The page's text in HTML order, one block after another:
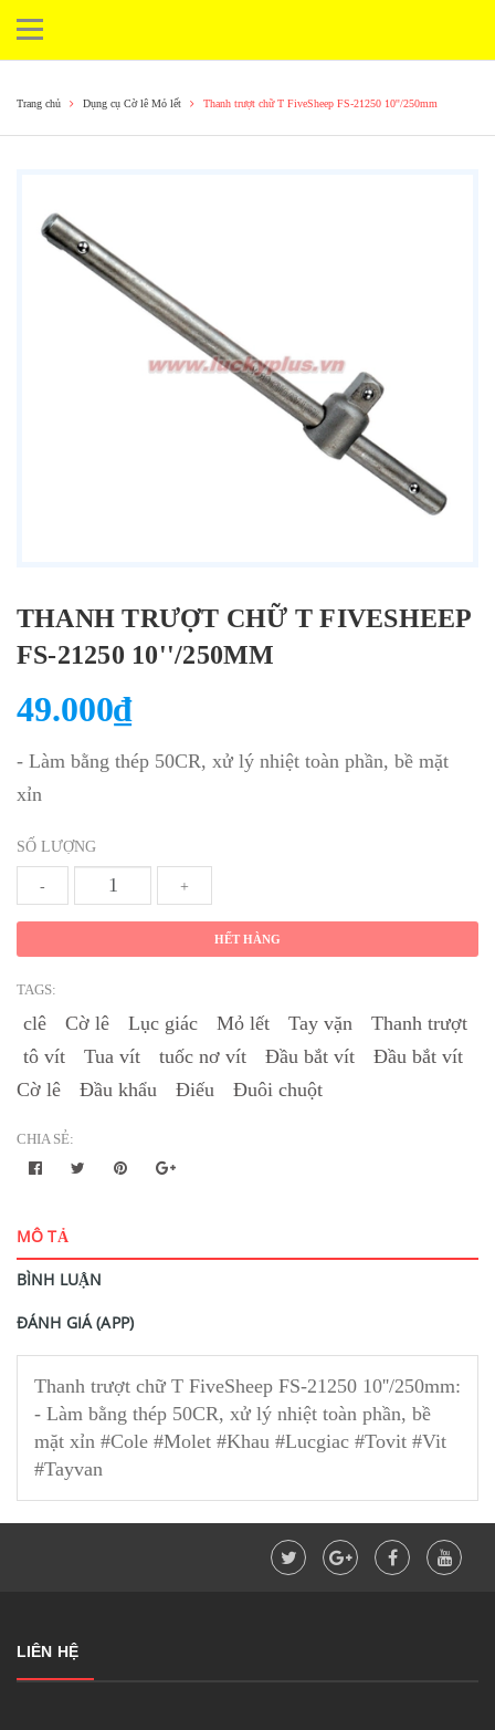
Trang chủ Dụng cụ Cờ lê Mỏ lết Thanh trượt chữ T FiveSheep FS-21250 10''/250mm
THANH TRƯỢT CHỮ T FIVESHEEP
FS-21250 10''/250MM
49.000₫
- Làm bằng thép 50CR, xử lý nhiệt toàn phần, bề mặt
xỉn
SỐ LƯỢNG
- +
HẾT HÀNG
TAGS:
clê Cờ lê Lục giác Mỏ lết Tay vặn
Thanh trượt
tô vít
Tua vít tuốc nơ vít Đầu bắt vít
Đầu bắt vít
Cờ lê
Đầu khẩu Điếu Đuôi chuột
CHIA SẺ:
MÔ TẢ
BÌNH LUẬN
ĐÁNH GIÁ (APP)
Thanh trượt chữ T FiveSheep FS-21250 10''/250mm:
- Làm bằng thép 50CR, xử lý nhiệt toàn phần, bề
mặt xỉn #Cole #Molet #Khau #Lucgiac #Tovit #Vit
#Tayvan
LIÊN HỆ